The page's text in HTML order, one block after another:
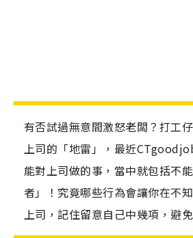
有否試過無意間激怒老闆？打工
上司的「地雷」，最近
能對上司做的事，當中就包括不
者」！究竟哪些行為會讓你在不知
上司，記住留意自己中幾項，避